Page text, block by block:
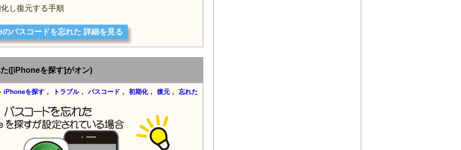
し復元する手順
パスコードを忘れた 詳細を見る
([iPhoneを探す]がオン)
iPhoneを探す , トラブル , パスコード , 初期化 , 復元 , 忘れた